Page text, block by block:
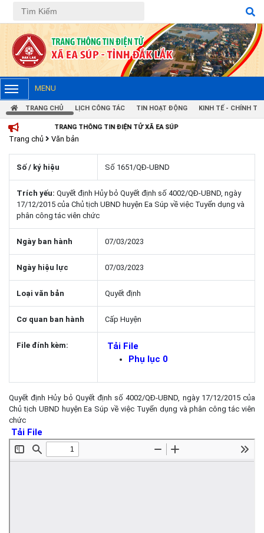
MENU
TRANG CHỦ LỊCH CÔNG TÁC TIN HOẠT ĐỘNG KINH TẾ - CHÍNH TRỊ
TRANG THÔNG TIN ĐIỆN TỬ XÃ EA SÚP
Trang chủ Văn bản
Số / ký hiệu Số 1651/QĐ-UBND
Trích yếu: Quyết định Hủy bỏ Quyết định số 4002/QĐ-UBND, ngày
17/12/2015 của Chủ tịch UBND huyện Ea Súp về việc Tuyển dụng và
phân công tác viên chức
Ngày ban hành 07/03/2023
Ngày hiệu lực 07/03/2023
Loại văn bản Quyết định
Cơ quan ban hành Cấp Huyện
File đính kèm:
Tải File
Phụ lục 0
Quyết định Hủy bỏ Quyết định số 4002/QĐ-UBND, ngày 17/12/2015 của
Chủ tịch UBND huyện Ea Súp về việc Tuyển dụng và phân công tác viên
chức
Tải File